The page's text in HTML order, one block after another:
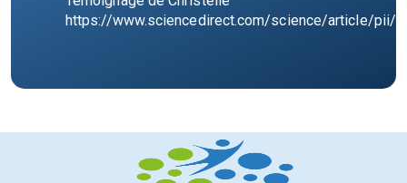
https://www.sciencedirect.com/science/article/pii/